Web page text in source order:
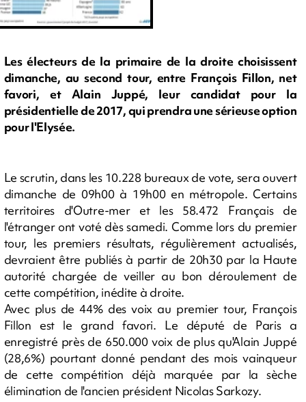
Les électeurs de la primaire de la droite choisissent
dimanche, au second tour, entre François Fillon, net
favori, et Alain Juppé, leur candidat pour la
présidentielle de 2017, qui prendra une sérieuse option
pour l'Elysée.
Le scrutin, dans les 10.228 bureaux de vote, sera ouvert
dimanche de 09h00 à 19h00 en métropole. Certains
territoires d'Outre-mer et les 58.472 Français de
l'étranger ont voté dès samedi. Comme lors du premier
tour, les premiers résultats, régulièrement actualisés,
devraient être publiés à partir de 20h30 par la Haute
autorité chargée de veiller au bon déroulement de
cette compétition, inédite à droite.
Avec plus de 44% des voix au premier tour, François
Fillon est le grand favori. Le député de Paris a
enregistré près de 650.000 voix de plus qu'Alain Juppé
(28,6%) pourtant donné pendant des mois vainqueur
de cette compétition déjà marquée par la sèche
élimination de l'ancien président Nicolas Sarkozy.